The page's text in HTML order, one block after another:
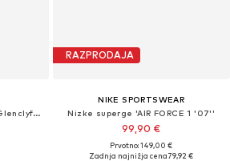
Športni čevlji z vezalkami 'Glenclyffe'
RAZPRODAJA
NIKE SPORTSWEAR
Nizke superge 'AIR FORCE 1 '07''
99,90 €
Prvotno: 149,00 €
Zadnja najnižja cena79,92 €